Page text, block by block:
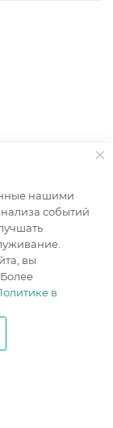
нашими
событий
вы
в